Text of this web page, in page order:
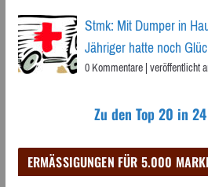
Stmk: Mit Dumper in
Jähriger hatte noch
0 Kommentare|veröffentlicht
Zu den Top 20 in
ERMÄSSIGUNGEN FÜR 5.000